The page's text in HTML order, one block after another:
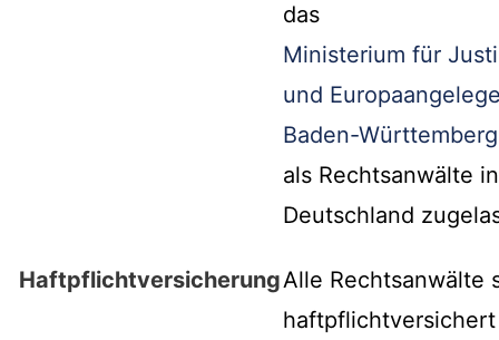
das
Ministerium für
und
Baden-Württemberg
als Rechtsanwälte in
Deutschland
HaftpflichtversicherungAlle Rechtsanwälte
haftpflichtversichert